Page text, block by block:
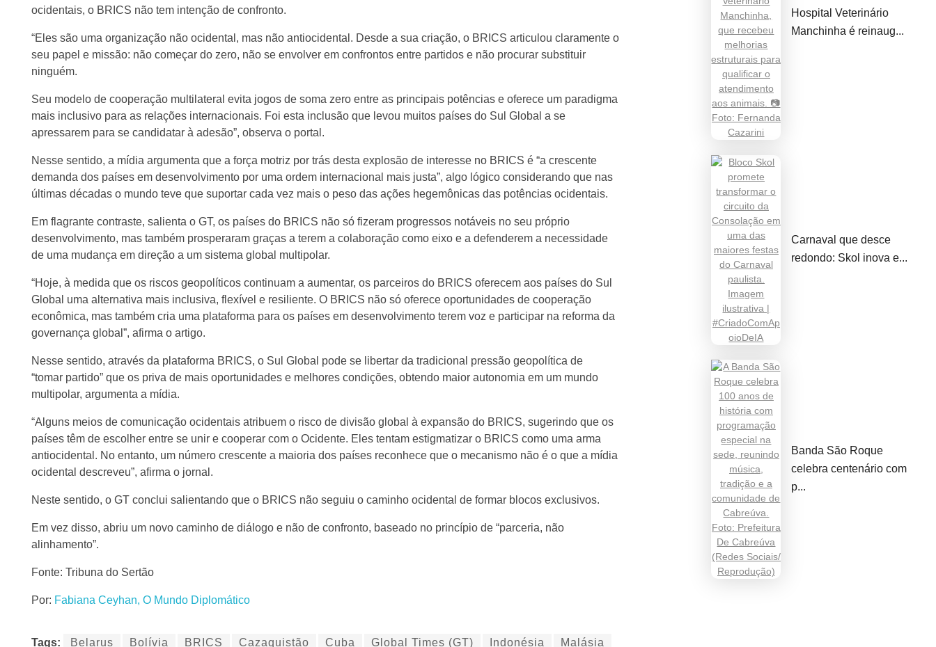
ocidentais, o BRICS não tem intenção de confronto.
“Eles são uma organização não ocidental, mas não antiocidental. Desde a sua criação, o BRICS articulou claramente o
seu papel e missão: não começar do zero, não se envolver em confrontos entre partidos e não procurar substituir
ninguém.
Seu modelo de cooperação multilateral evita jogos de soma zero entre as principais potências e oferece um paradigma
mais inclusivo para as relações internacionais. Foi esta inclusão que levou muitos países do Sul Global a se
apressarem para se candidatar à adesão”, observa o portal.
Nesse sentido, a mídia argumenta que a força motriz por trás desta explosão de interesse no BRICS é “a crescente
demanda dos países em desenvolvimento por uma ordem internacional mais justa”, algo lógico considerando que nas
últimas décadas o mundo teve que suportar cada vez mais o peso das ações hegemônicas das potências ocidentais.
Em flagrante contraste, salienta o GT, os países do BRICS não só fizeram progressos notáveis no seu próprio
desenvolvimento, mas também prosperaram graças a terem a colaboração como eixo e a defenderem a necessidade
de uma mudança em direção a um sistema global multipolar.
“Hoje, à medida que os riscos geopolíticos continuam a aumentar, os parceiros do BRICS oferecem aos países do Sul
Global uma alternativa mais inclusiva, flexível e resiliente. O BRICS não só oferece oportunidades de cooperação
econômica, mas também cria uma plataforma para os países em desenvolvimento terem voz e participar na reforma da
governança global”, afirma o artigo.
Nesse sentido, através da plataforma BRICS, o Sul Global pode se libertar da tradicional pressão geopolítica de
“tomar partido” que os priva de mais oportunidades e melhores condições, obtendo maior autonomia em um mundo
multipolar, argumenta a mídia.
“Alguns meios de comunicação ocidentais atribuem o risco de divisão global à expansão do BRICS, sugerindo que os
países têm de escolher entre se unir e cooperar com o Ocidente. Eles tentam estigmatizar o BRICS como uma arma
antiocidental. No entanto, um número crescente a maioria dos países reconhece que o mecanismo não é o que a mídia
ocidental descreveu”, afirma o jornal.
Neste sentido, o GT conclui salientando que o BRICS não seguiu o caminho ocidental de formar blocos exclusivos.
Em vez disso, abriu um novo caminho de diálogo e não de confronto, baseado no princípio de “parceria, não
alinhamento”.
Fonte: Tribuna do Sertão
Por: Fabiana Ceyhan, O Mundo Diplomático
Tags: Belarus Bolívia BRICS Cazaquistão Cuba Global Times (GT) Indonésia
Malásia
Hospital Veterinário
Manchinha é reinaug...
Carnaval que desce
redondo: Skol inova e...
Banda São Roque
celebra centenário com
p...